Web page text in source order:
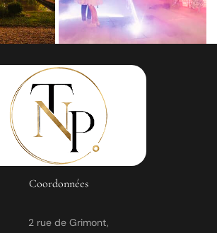
Coordonnées
2 rue de Grimont,